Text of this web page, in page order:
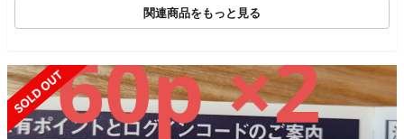
関連商品をもっと見る
SOLD OUT